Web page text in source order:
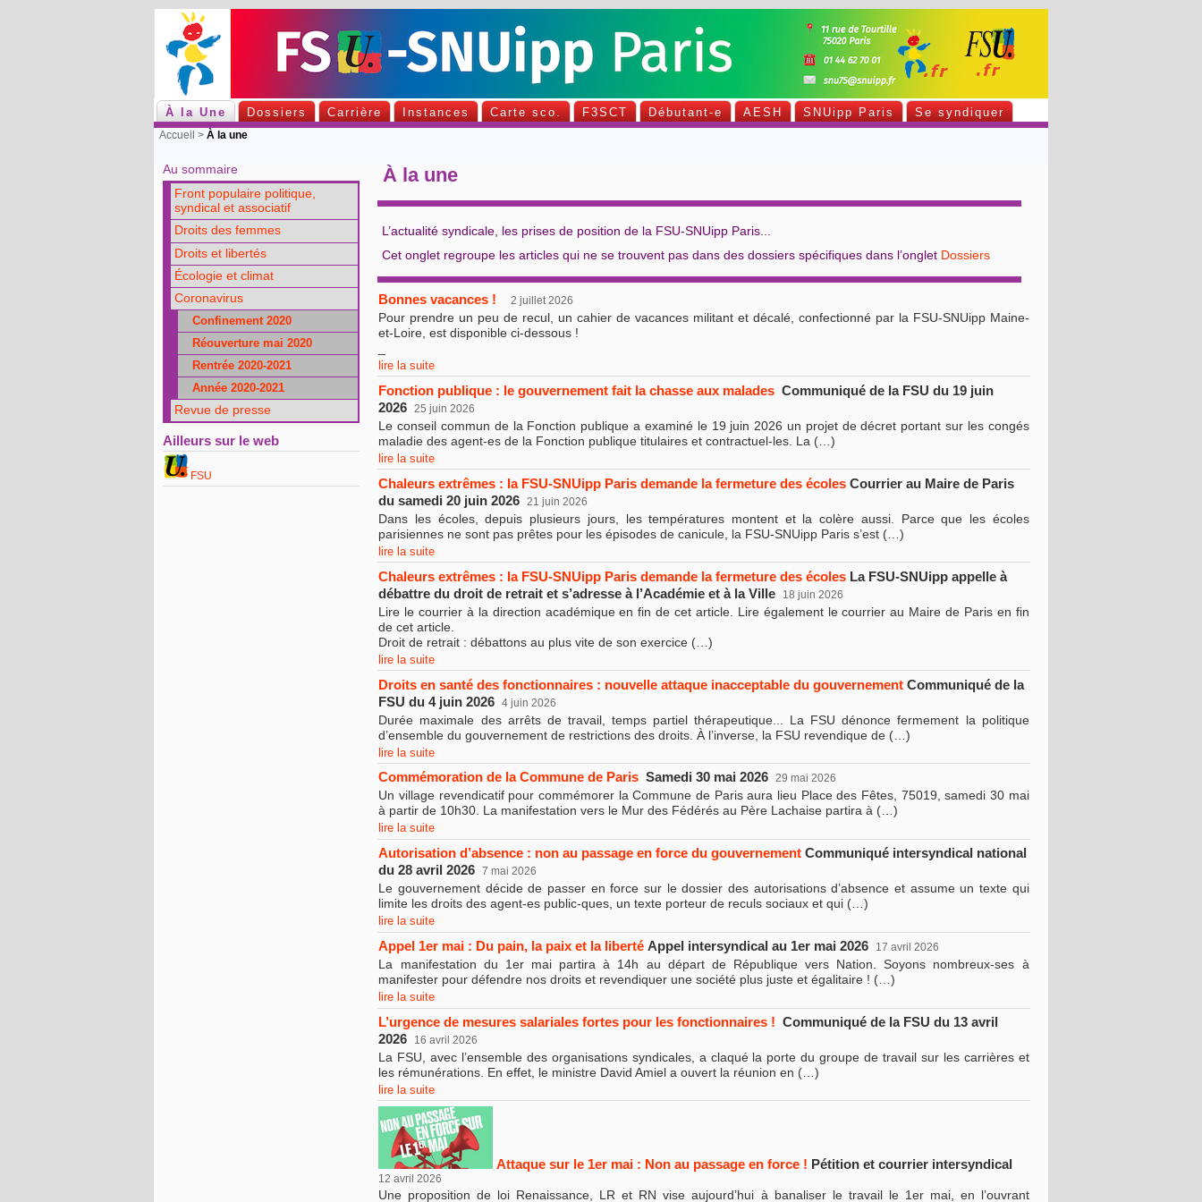
À la Une Dossiers Carrière Instances Carte sco. F3SCT Débutant-e AESH SNUipp Paris Se syndiquer
Accueil >À la une
Au sommaire
Front populaire politique,
syndical et associatif
Droits des femmes
Droits et libertés
Écologie et climat
Coronavirus
Confinement 2020
Réouverture mai 2020
Rentrée 2020-2021
Année 2020-2021
Revue de presse
Ailleurs sur le web
FSU
À la une
L’actualité syndicale, les prises de position de la FSU-SNUipp Paris...
Cet onglet regroupe les articles qui ne se trouvent pas dans des dossiers spécifiques dans l’onglet Dossiers
Bonnes vacances ! 2 juillet 2026
Pour prendre un peu de recul, un cahier de vacances militant et décalé, confectionné par la FSU-SNUipp Maine-
et-Loire, est disponible ci-dessous !
lire la suite
Fonction publique : le gouvernement fait la chasse aux malades Communiqué de la FSU du 19 juin
2026 25 juin 2026
Le conseil commun de la Fonction publique a examiné le 19 juin 2026 un projet de décret portant sur les congés
maladie des agent-es de la Fonction publique titulaires et contractuel-les. La (…)
lire la suite
Chaleurs extrêmes : la FSU-SNUipp Paris demande la fermeture des écoles Courrier au Maire de Paris
du samedi 20 juin 2026
21 juin 2026
Dans les écoles, depuis plusieurs jours, les températures montent et la colère aussi. Parce que les écoles
parisiennes ne sont pas prêtes pour les épisodes de canicule, la FSU-SNUipp Paris s’est (…)
lire la suite
Chaleurs extrêmes : la FSU-SNUipp Paris demande la fermeture des écoles La FSU-SNUipp appelle à
débattre du droit de retrait et s’adresse à l’Académie et à la Ville
18 juin 2026
Lire le courrier à la direction académique en fin de cet article. Lire également le courrier au Maire de Paris en fin
de cet article.
Droit de retrait : débattons au plus vite de son exercice (…)
lire la suite
Droits en santé des fonctionnaires : nouvelle attaque inacceptable du gouvernement Communiqué de la
FSU du 4 juin 2026 4 juin 2026
Durée maximale des arrêts de travail, temps partiel thérapeutique... La FSU dénonce fermement la politique
d’ensemble du gouvernement de restrictions des droits. À l’inverse, la FSU revendique de (…)
lire la suite
Commémoration de la Commune de Paris Samedi 30 mai 2026 29 mai 2026
Un village revendicatif pour commémorer la Commune de Paris aura lieu Place des Fêtes, 75019, samedi 30 mai
à partir de 10h30. La manifestation vers le Mur des Fédérés au Père Lachaise partira à (…)
lire la suite
Autorisation d’absence : non au passage en force du gouvernement Communiqué intersyndical national
du 28 avril 2026 7 mai 2026
Le gouvernement décide de passer en force sur le dossier des autorisations d’absence et assume un texte qui
limite les droits des agent-es public-ques, un texte porteur de reculs sociaux et qui (…)
lire la suite
Appel 1er mai : Du pain, la paix et la liberté Appel intersyndical au 1er mai 2026 17 avril 2026
La manifestation du 1er mai partira à 14h au départ de République vers Nation. Soyons nombreux-ses à
manifester pour défendre nos droits et revendiquer une société plus juste et égalitaire ! (…)
lire la suite
L’urgence de mesures salariales fortes pour les fonctionnaires ! Communiqué de la FSU du 13 avril
2026
16 avril 2026
La FSU, avec l’ensemble des organisations syndicales, a claqué la porte du groupe de travail sur les carrières et
les rémunérations. En effet, le ministre David Amiel a ouvert la réunion en (…)
lire la suite
Attaque sur le 1er mai : Non au passage en force ! Pétition et courrier intersyndical
12 avril 2026
Une proposition de loi Renaissance, LR et RN vise aujourd’hui à banaliser le travail le 1er mai, en l’ouvrant